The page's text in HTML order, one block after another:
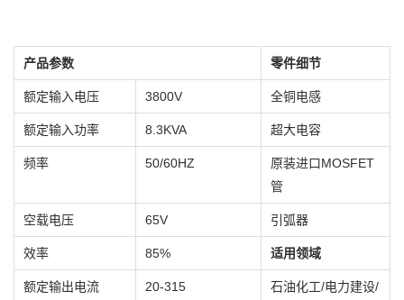
产品参数 零件细节
额定输入电压 3800V 全铜电感
额定输入功率 8.3KVA 超大电容
频率 50/60HZ
原装进口MOSFET
管
空载电压 65V 引弧器
效率 85% 适用领域
额定输出电流 20-315
石油化工/电力建设/